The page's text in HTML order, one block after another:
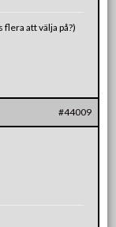
flera att välja på?)
#44009